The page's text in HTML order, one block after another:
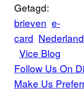
Getagd:
brieven e-
card Nederland
Vice Blog
Follow Us On
Make Us